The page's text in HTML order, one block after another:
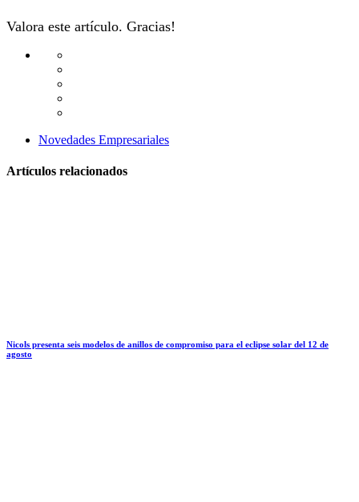
Valora este artículo. Gracias!
Novedades Empresariales
Artículos relacionados
Nicols presenta seis modelos de anillos de compromiso para el eclipse solar del 12 de
agosto